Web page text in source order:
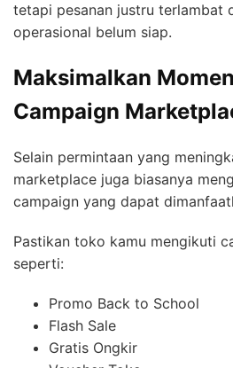
tetapi pesanan justru terlambat
operasional belum siap.
Maksimalkan
Campaign
Selain permintaan yang
marketplace juga biasanya
campaign yang dapat
Pastikan toko kamu mengikuti
seperti:
Promo Back to School
Flash Sale
Gratis Ongkir